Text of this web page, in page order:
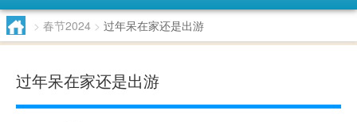
> 春节2024 > 过年呆在家还是出游
过年呆在家还是出游